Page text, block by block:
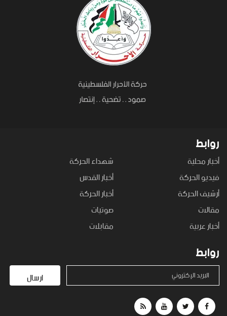
روابط
أخبار محلية
شهداء الحركة
فيديو الحركة
أخبار القدس
أرشيف الحركة
أخبار الحركة
مقالات
صوتيات
أخبار عربية
مقابلات
روابط
البريد الإكتروني ارسال